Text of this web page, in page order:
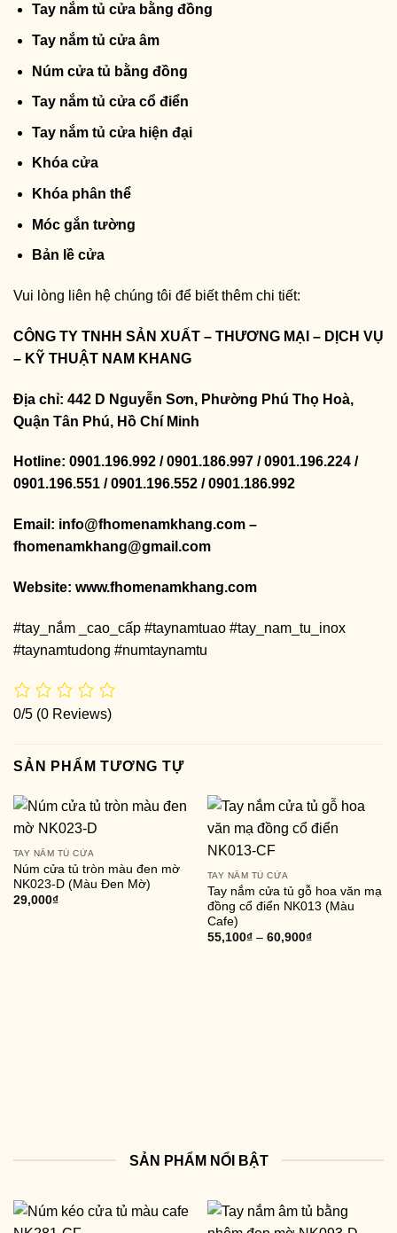
Tay nắm tủ cửa bằng đồng
Tay nắm tủ cửa âm
Núm cửa tủ bằng đồng
Tay nắm tủ cửa cổ điển
Tay nắm tủ cửa hiện đại
Khóa cửa
Khóa phân thể
Móc gắn tường
Bản lề cửa
Vui lòng liên hệ chúng tôi để biết thêm chi tiết:
CÔNG TY TNHH SẢN XUẤT – THƯƠNG MẠI – DỊCH VỤ
– KỸ THUẬT NAM KHANG
Địa chỉ: 442 D Nguyễn Sơn, Phường Phú Thọ Hoà,
Quận Tân Phú, Hồ Chí Minh
Hotline: 0901.196.992 / 0901.186.997 / 0901.196.224 /
0901.196.551 / 0901.196.552 / 0901.186.992
Email: info@fhomenamkhang.com –
fhomenamkhang@gmail.com
Website: www.fhomenamkhang.com
#tay_nắm _cao_cấp #taynamtuao #tay_nam_tu_inox
#taynamtudong #numtaynamtu
0/5 (0 Reviews)
SẢN PHẨM TƯƠNG TỰ
TAY NẮM TỦ CỬA
Núm cửa tủ tròn màu đen mờ
NK023-D (Màu Đen Mờ)
29,000₫
TAY NẮM TỦ CỬA
Tay nắm cửa tủ gỗ hoa văn mạ
đồng cổ điển NK013 (Màu
Cafe)
55,100₫– 60,900₫
SẢN PHẨM NỔI BẬT